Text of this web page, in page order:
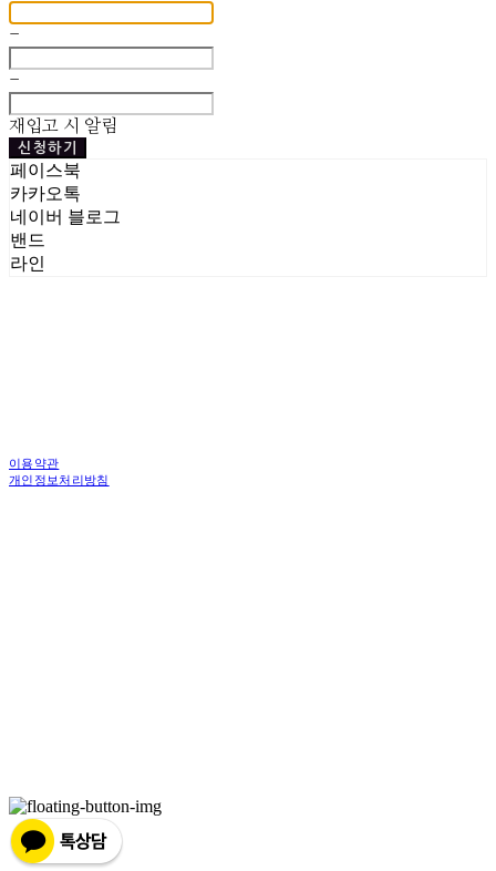
-
-
재입고 시 알림
신청하기
페이스북
카카오톡
네이버 블로그
밴드
라인
이용약관
개인정보처리방침